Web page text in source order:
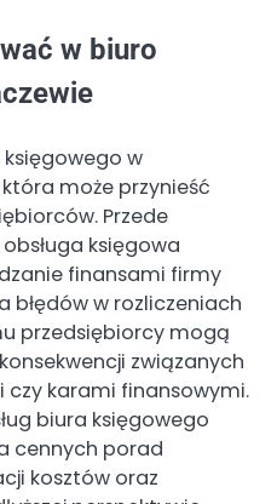
w biuro
księgowego w
może przynieść
Przede
księgowa
finansami firmy
błędów w rozliczeniach
przedsiębiorcy mogą
związanych
karami finansowymi.
biura księgowego
cennych porad
kosztów oraz